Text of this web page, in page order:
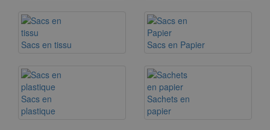
Sacs en tissu Sacs en Papier
Sacs en
plastique
Sachets en
papier